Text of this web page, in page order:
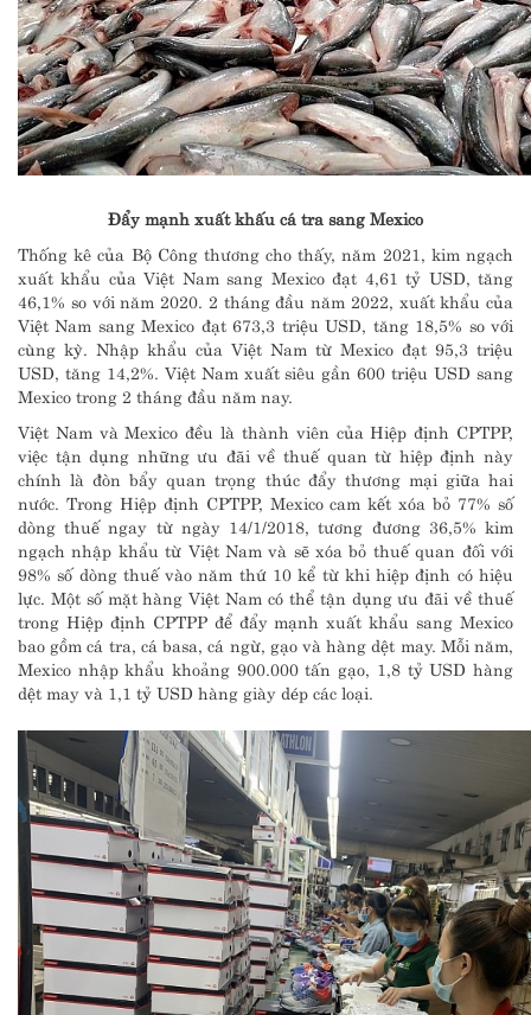
Đẩy mạnh xuất khấu cá tra sang Mexico
Thống kê của Bộ Công thương cho thấy, năm 2021, kim ngạch
xuất khẩu của Việt Nam sang Mexico đạt 4,61 tỷ USD, tăng
46,1% so với năm 2020. 2 tháng đầu năm 2022, xuất khẩu của
Việt Nam sang Mexico đạt 673,3 triệu USD, tăng 18,5% so với
cùng kỳ. Nhập khẩu của Việt Nam từ Mexico đạt 95,3 triệu
USD, tăng 14,2%. Việt Nam xuất siêu gần 600 triệu USD sang
Mexico trong 2 tháng đầu năm nay.
Việt Nam và Mexico đều là thành viên của Hiệp định CPTPP,
việc tận dụng những ưu đãi về thuế quan từ hiệp định này
chính là đòn bẩy quan trọng thúc đẩy thương mại giữa hai
nước. Trong Hiệp định CPTPP, Mexico cam kết xóa bỏ 77% số
dòng thuế ngay từ ngày 14/1/2018, tương đương 36,5% kim
ngạch nhập khẩu từ Việt Nam và sẽ xóa bỏ thuế quan đối với
98% số dòng thuế vào năm thứ 10 kể từ khi hiệp định có hiệu
lực. Một số mặt hàng Việt Nam có thể tận dụng ưu đãi về thuế
trong Hiệp định CPTPP để đẩy mạnh xuất khẩu sang Mexico
bao gồm cá tra, cá basa, cá ngừ, gạo và hàng dệt may. Mỗi năm,
Mexico nhập khẩu khoảng 900.000 tấn gạo, 1,8 tỷ USD hàng
dệt may và 1,1 tỷ USD hàng giày dép các loại.